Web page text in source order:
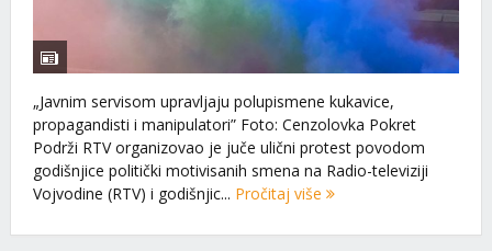
„Javnim servisom upravljaju polupismene kukavice,
propagandisti i manipulatori” Foto: Cenzolovka Pokret
Podrži RTV organizovao je juče ulični protest povodom
godišnjice politički motivisanih smena na Radio-televiziji
Vojvodine (RTV) i godišnjic... Pročitaj više